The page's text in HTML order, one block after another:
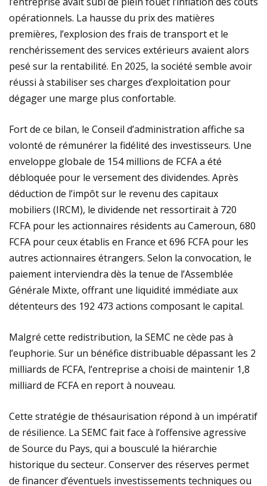
opérationnels. La hausse du prix des matières
premières, l’explosion des frais de transport et le
renchérissement des services extérieurs avaient alors
pesé sur la rentabilité. En 2025, la société semble avoir
réussi à stabiliser ses charges d’exploitation pour
dégager une marge plus confortable.
​​Fort de ce bilan, le Conseil d’administration affiche sa
volonté de rémunérer la fidélité des investisseurs. Une
enveloppe globale de 154 millions de FCFA a été
débloquée pour le versement des dividendes. Après
déduction de l’impôt sur le revenu des capitaux
mobiliers (IRCM), le dividende net ressortirait à 720
FCFA pour les actionnaires résidents au Cameroun, 680
FCFA pour ceux établis en France et 696 FCFA pour les
autres actionnaires étrangers. Selon la convocation, ​le
paiement interviendra dès la tenue de l’Assemblée
Générale Mixte, offrant une liquidité immédiate aux
détenteurs des 192 473 actions composant le capital.
​​Malgré cette redistribution, la SEMC ne cède pas à
l’euphorie. Sur un bénéfice distribuable dépassant les 2
milliards de FCFA, l’entreprise a choisi de maintenir 1,8
milliard de FCFA en report à nouveau.
​Cette stratégie de thésaurisation répond à un impératif
de résilience. La SEMC fait face à l’offensive agressive
de Source du Pays, qui a bousculé la hiérarchie
historique du secteur. Conserver des réserves permet
de financer d’éventuels investissements techniques ou